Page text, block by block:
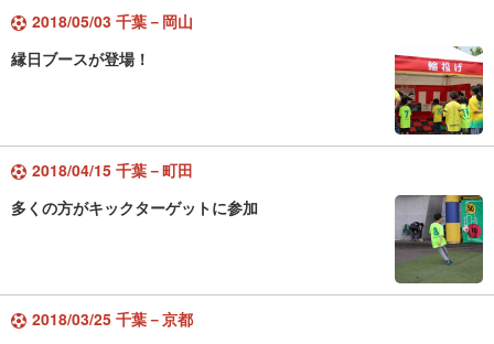
2018/05/03 千葉－岡山
縁日ブースが登場！
2018/04/15 千葉－町田
多くの方がキックターゲットに参加
2018/03/25 千葉－京都